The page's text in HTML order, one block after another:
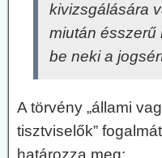
kivizsgálására
miután ésszerű
be neki a
A törvény „állami
tisztviselők”